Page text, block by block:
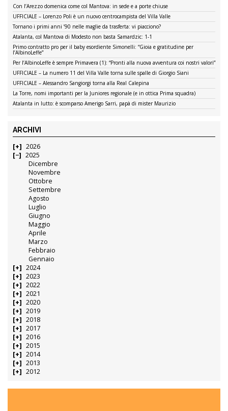
Con l’Arezzo domenica come col Mantova: in sede e a porte chiuse
UFFICIALE – Lorenzo Poli è un nuovo centrocampista del Villa Valle
Tornano i primi anni ’90 nelle maglie da trasferta: vi piacciono?
Atalanta, col Mantova di Modesto non basta Samardzic: 1-1
Primo contratto pro per il baby esordiente Simonelli: “Gioia e gratitudine per
l’AlbinoLeffe”
Per l’AlbinoLeffe è sempre Primavera (1): “Pronti alla nuova avventura coi nostri valori”
UFFICIALE – La numero 11 del Villa Valle torna sulle spalle di Giorgio Siani
UFFICIALE – Alessandro Sangiorgi torna alla Real Calepina
La Torre, nomi importanti per la Juniores regionale (e in ottica Prima squadra)
Atalanta in lutto: è scomparso Amerigo Sarri, papà di mister Maurizio
ARCHIVI
2026
2025
Dicembre
Novembre
Ottobre
Settembre
Agosto
Luglio
Giugno
Maggio
Aprile
Marzo
Febbraio
Gennaio
2024
2023
2022
2021
2020
2019
2018
2017
2016
2015
2014
2013
2012